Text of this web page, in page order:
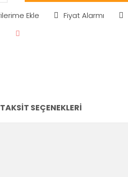
Fiyat Alarmı
TAKSIT SEÇENEKLERI